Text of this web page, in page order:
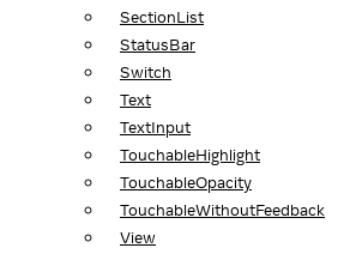
SectionList
StatusBar
Switch
Text
TextInput
TouchableHighlight
TouchableOpacity
TouchableWithoutFeedback
View